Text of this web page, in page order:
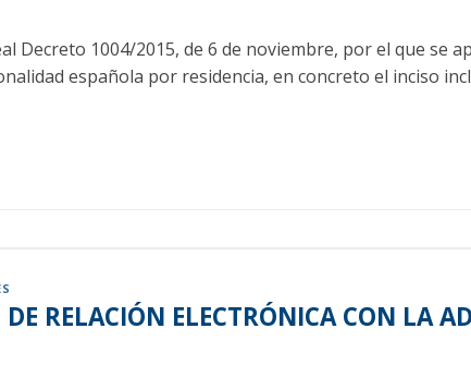
Decreto 1004/2015, de 6 de noviembre, por el que se
española por residencia, en concreto el inciso
RELACIÓN ELECTRÓNICA CON LA